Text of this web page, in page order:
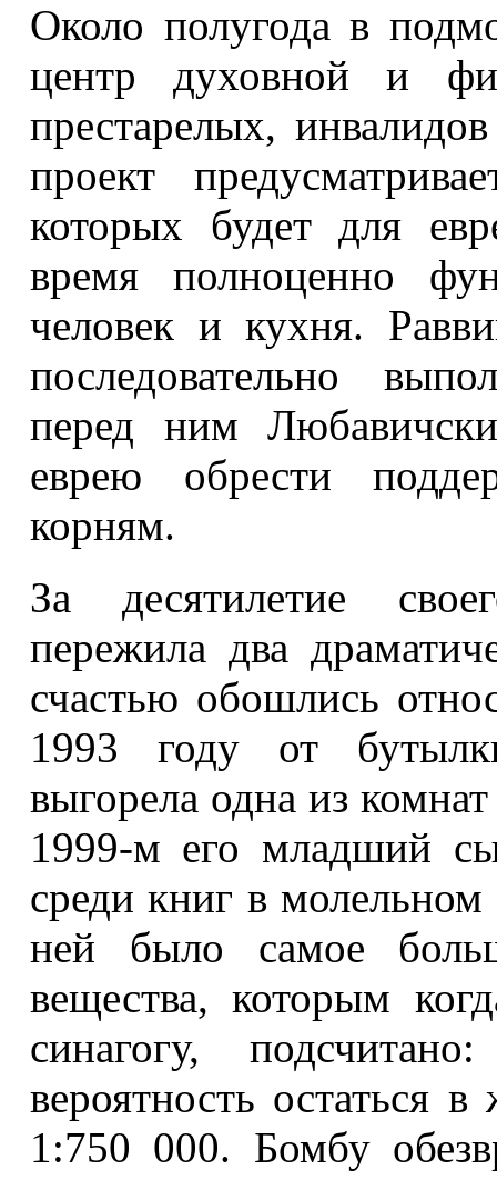
Около полугода в
центр духовной и
престарелых,
проект
которых будет для
время полноценно
человек и кухня.
последовательно
перед ним
еврею обрести
корням.
За десятилетие
пережила два
счастью обошлись
1993 году от
выгорела одна из
1999-м его младший
среди книг в
ней было самое
вещества, которым
синагогу,
вероятность остаться
1:750 000. Бомбу